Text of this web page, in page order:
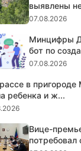
выявлены
07.08.2026
Минцифры
бот по
07.08.2026
в
ребенка и ж...
Вице-
потребовал